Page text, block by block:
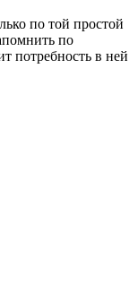
по той простой
по
потребность в ней